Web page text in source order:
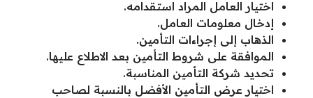
اختيار العامل المراد استقدامه.
إدخال معلومات العامل.
الذهاب إلى إجراءات التأمين.
الموافقة على شروط التأمين بعد الاطلاع عليها.
تحديد شركة التأمين المناسبة.
اختيار عرض التأمين الأفضل بالنسبة لصاحب